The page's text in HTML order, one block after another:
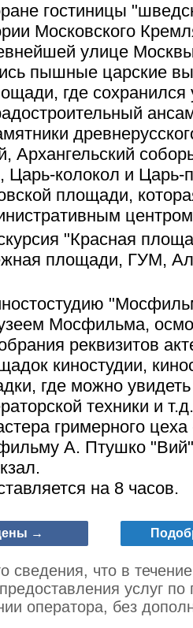
гостиницы
Московского
улице
пышные царские
где сохранился
Архангельский
Царь-колокол и Царь-
площади,
"Красная
площади, ГУМ,
Мосфильма,
реквизитов
киностудии,
где можно
техники и
гримерного
А. Птушко
на 8 часов.
→
сведения, что в
услуг по
оператора, без